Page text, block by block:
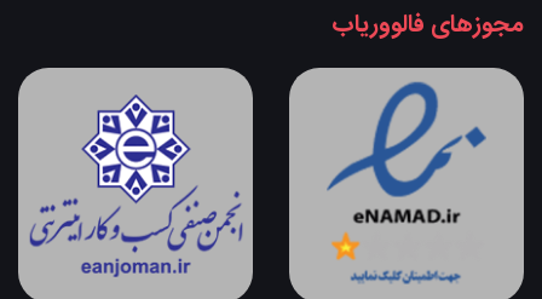
مجوزهای فالووریاب